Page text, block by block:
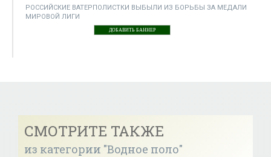
РОССИЙСКИЕ ВАТЕРПОЛИСТКИ ВЫБЫЛИ ИЗ БОРЬБЫ ЗА МЕДАЛИ
МИРОВОЙ ЛИГИ
ДОБАВИТЬ БАННЕР
СМОТРИТЕ ТАКЖЕ
из категории "Водное поло"